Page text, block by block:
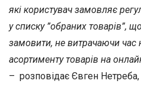
які користувач замовляє
у списку ”обраних товарів”,
замовити, не витрачаючи
асортименту товарів на
– розповідає Євген